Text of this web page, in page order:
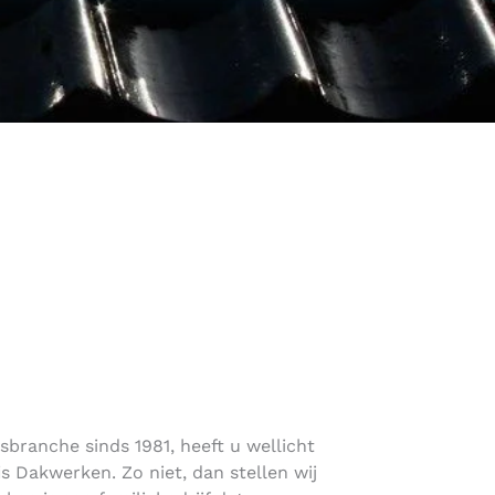
sinds 1981, heeft u wellicht
Dakwerken. Zo niet, dan stellen wij